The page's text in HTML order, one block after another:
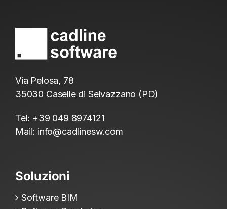
Via Pelosa, 78
35030 Caselle di Selvazzano (PD)
Tel: +39 049 8974121
Mail: info@cadlinesw.com
Soluzioni
Software BIM